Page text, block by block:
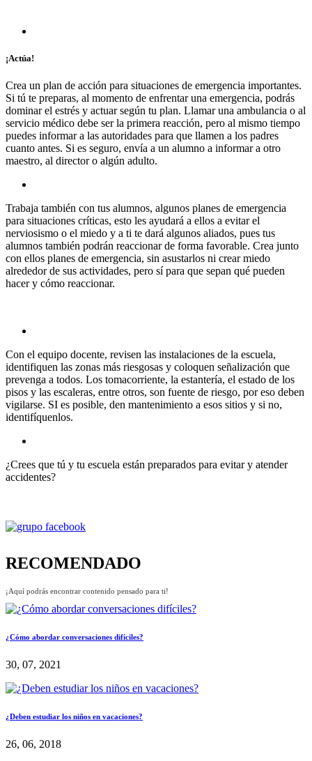
¡Actúa!
Crea un plan de acción para situaciones de emergencia importantes.
Si tú te preparas, al momento de enfrentar una emergencia, podrás
dominar el estrés y actuar según tu plan. Llamar una ambulancia o al
servicio médico debe ser la primera reacción, pero al mismo tiempo
puedes informar a las autoridades para que llamen a los padres
cuanto antes. Si es seguro, envía a un alumno a informar a otro
maestro, al director o algún adulto.
Trabaja también con tus alumnos, algunos planes de emergencia
para situaciones críticas, esto les ayudará a ellos a evitar el
nerviosismo o el miedo y a ti te dará algunos aliados, pues tus
alumnos también podrán reaccionar de forma favorable. Crea junto
con ellos planes de emergencia, sin asustarlos ni crear miedo
alrededor de sus actividades, pero sí para que sepan qué pueden
hacer y cómo reaccionar.
Con el equipo docente, revisen las instalaciones de la escuela,
identifiquen las zonas más riesgosas y coloquen señalización que
prevenga a todos. Los tomacorriente, la estantería, el estado de los
pisos y las escaleras, entre otros, son fuente de riesgo, por eso deben
vigilarse. SI es posible, den mantenimiento a esos sitios y si no,
identifíquenlos.
¿Crees que tú y tu escuela están preparados para evitar y atender
accidentes?
RECOMENDADO
¡Aquí podrás encontrar contenido pensado para ti!
¿Cómo abordar conversaciones difíciles?
30, 07, 2021
¿Deben estudiar los niños en vacaciones?
26, 06, 2018